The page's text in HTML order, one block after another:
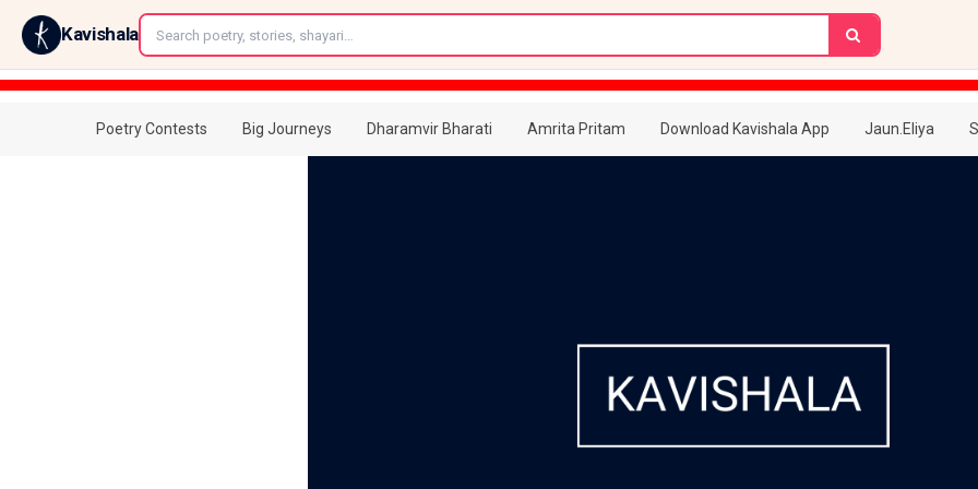
Kavishala
Poetry Contests Big Journeys Dharamvir Bharati Amrita Pritam Download Kavishala App Jaun.Eliya